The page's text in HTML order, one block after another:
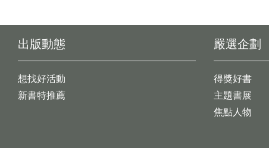
出版動態
想找好活動
新書特推薦
嚴選企劃
得獎好書
主題書展
焦點人物